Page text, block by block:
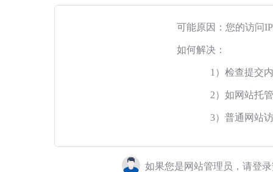
可能原因：您的访问
如何解决：
1）检查提交
2）如网站托
3）普通网站
如果您是网站管理员，请登